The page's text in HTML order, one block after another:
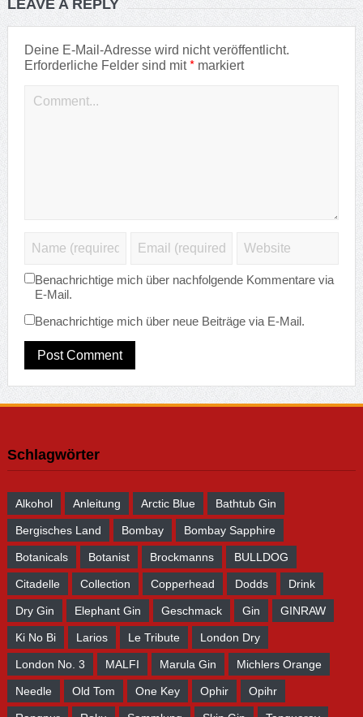
LEAVE A REPLY
Deine E-Mail-Adresse wird nicht veröffentlicht.
Erforderliche Felder sind mit*markiert
Benachrichtige mich über nachfolgende Kommentare via
E-Mail.
Benachrichtige mich über neue Beiträge via E-Mail.
Schlagwörter
Alkohol Anleitung Arctic Blue Bathtub Gin
Bergisches Land Bombay Bombay Sapphire
Botanicals Botanist Brockmanns BULLDOG
Citadelle Collection Copperhead Dodds Drink
Dry Gin Elephant Gin Geschmack Gin GINRAW
Ki No Bi Larios Le Tribute London Dry
London No. 3 MALFI Marula Gin Michlers Orange
Needle Old Tom One Key Ophir Opihr